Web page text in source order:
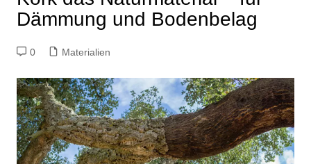
Dämmung und Bodenbelag
0 Materialien